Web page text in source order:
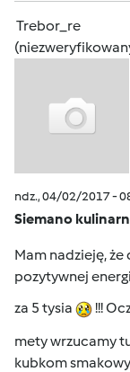
Trebor_re
ndz., 04/02/2017 -
Siemano
Mam nadzieję,
pozytywnej
za 5 tysia
!!!
mety wrzucamy
kubkom